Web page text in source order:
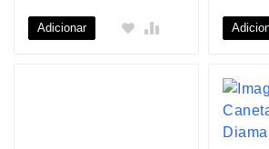
Adicionar